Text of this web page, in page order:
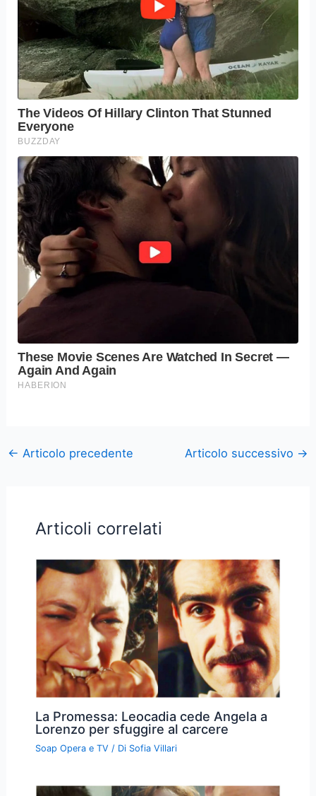
← Articolo precedente Articolo successivo →
Articoli correlati
La Promessa: Leocadia cede Angela a
Lorenzo per sfuggire al carcere
Soap Opera e TV / Di Sofia Villari